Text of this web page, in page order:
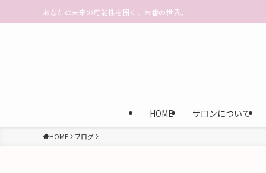
あなたの未来の可能性を開く、お香の世界。
HOME サロンについて
HOME ブログ